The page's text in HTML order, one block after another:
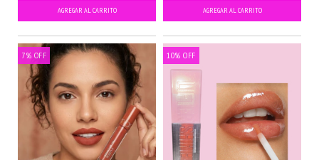
7% OFF 10% OFF